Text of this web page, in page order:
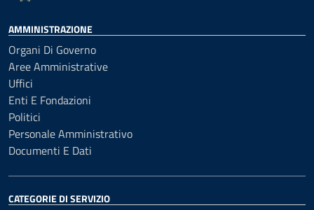
AMMINISTRAZIONE
Organi Di Governo
Aree Amministrative
Uffici
Enti E Fondazioni
Politici
Personale Amministrativo
Documenti E Dati
CATEGORIE DI SERVIZIO